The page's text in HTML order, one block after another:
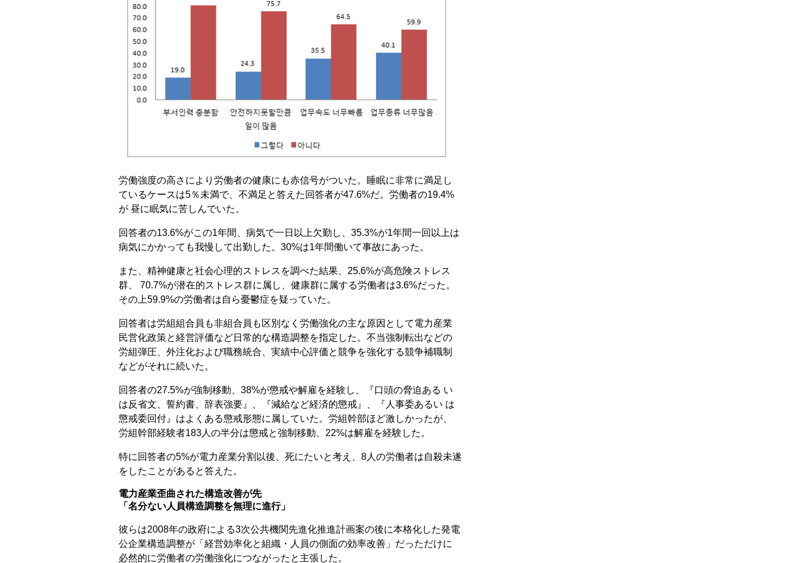
労働強度の高さにより労働者の健康にも赤信号がついた。睡眠に非常に満足し
ているケースは5％未満で、不満足と答えた回答者が47.6%だ。労働者の19.4%
が 昼に眠気に苦しんでいた。
回答者の13.6%がこの1年間、病気で一日以上欠勤し、35.3%が1年間一回以上は
病気にかかっても我慢して出勤した。30%は1年間働いて事故にあった。
また、精神健康と社会心理的ストレスを調べた結果、25.6%が高危険ストレス
群、 70.7%が潜在的ストレス群に属し、健康群に属する労働者は3.6%だった。
その上59.9%の労働者は自ら憂鬱症を疑っていた。
回答者は労組組合員も非組合員も区別なく労働強化の主な原因として電力産業
民営化政策と経営評価など日常的な構造調整を指定した。不当強制転出などの
労組弾圧、外注化および職務統合、実績中心評価と競争を強化する競争補職制
などがそれに続いた。
回答者の27.5%が強制移動、38%が懲戒や解雇を経験し、『口頭の脅迫ある い
は反省文、誓約書、辞表強要』、『減給など経済的懲戒』、『人事委あるい は
懲戒委回付』はよくある懲戒形態に属していた。労組幹部ほど激しかったが、
労組幹部経験者183人の半分は懲戒と強制移動、22%は解雇を経験した。
特に回答者の5%が電力産業分割以後、死にたいと考え、8人の労働者は自殺未遂
をしたことがあると答えた。
電力産業歪曲された構造改善が先
「名分ない人員構造調整を無理に進行」
彼らは2008年の政府による3次公共機関先進化推進計画案の後に本格化した発電
公企業構造調整が「経営効率化と組織・人員の側面の効率改善」だっただけに
必然的に労働者の労働強化につながったと主張した。